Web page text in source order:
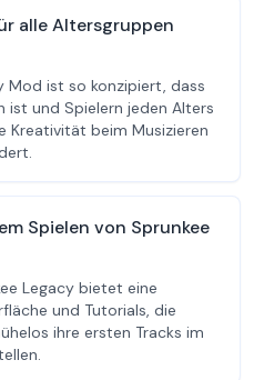
alle Altersgruppen
Mod ist so konzipiert, dass
ist und Spielern jeden Alters
Kreativität beim Musizieren
Spielen von Sprunkee
Legacy bietet eine
und Tutorials, die
ihre ersten Tracks im